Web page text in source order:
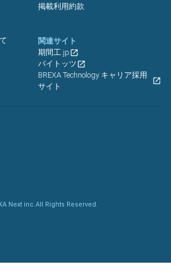
掲載利用約款
関連サイト
期間工.jp
バイトッツ
BREXA Technology キャリア採用
サイト
Next inc.All Rights Reserved.